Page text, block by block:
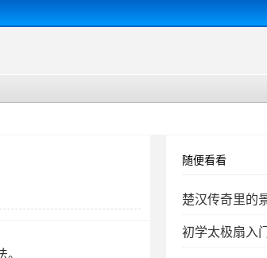
随便看看
楚汉传奇里的
初学太极扇入